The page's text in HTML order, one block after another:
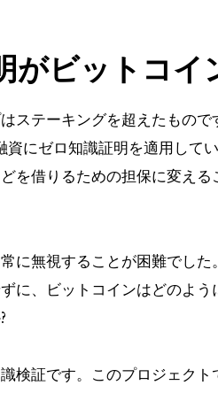
がビットコ
ステーキングを超えたもの
にゼロ知識証明を適用して
を借りるための担保に変える
に無視することが困難でし
に、ビットコインはどのよ
検証です。このプロジェク